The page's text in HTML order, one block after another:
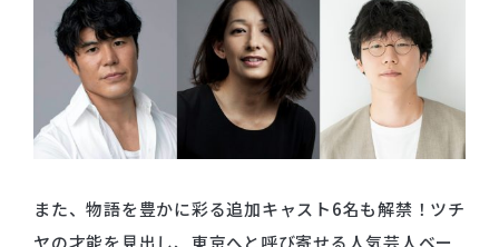
また、物語を豊かに彩る追加キャスト6名も解禁！ツチ